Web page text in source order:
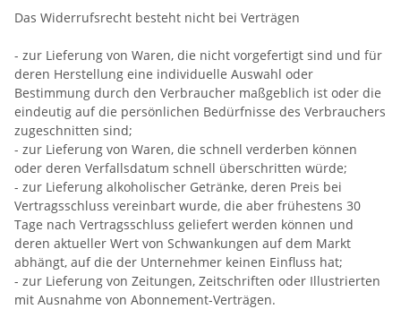
Das Widerrufsrecht besteht nicht bei Verträgen
- zur Lieferung von Waren, die nicht vorgefertigt sind und für
deren Herstellung eine individuelle Auswahl oder
Bestimmung durch den Verbraucher maßgeblich ist oder die
eindeutig auf die persönlichen Bedürfnisse des Verbrauchers
zugeschnitten sind;
- zur Lieferung von Waren, die schnell verderben können
oder deren Verfallsdatum schnell überschritten würde;
- zur Lieferung alkoholischer Getränke, deren Preis bei
Vertragsschluss vereinbart wurde, die aber frühestens 30
Tage nach Vertragsschluss geliefert werden können und
deren aktueller Wert von Schwankungen auf dem Markt
abhängt, auf die der Unternehmer keinen Einfluss hat;
- zur Lieferung von Zeitungen, Zeitschriften oder Illustrierten
mit Ausnahme von Abonnement-Verträgen.